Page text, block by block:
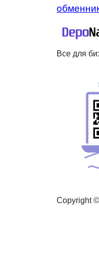
Все для
Copyright